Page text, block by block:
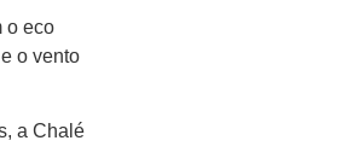
o eco
o vento
a Chalé